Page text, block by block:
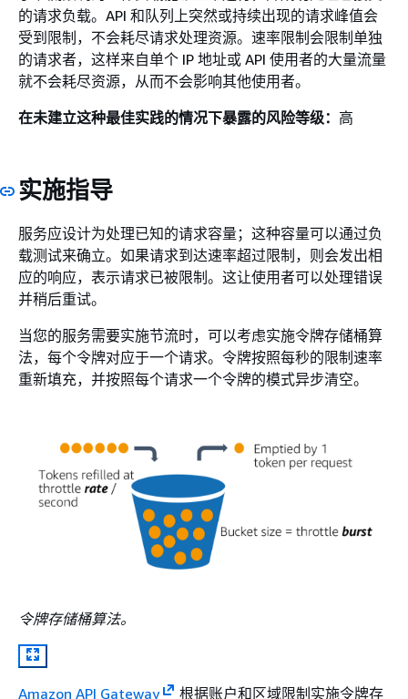
的请求负载。API 和队列上突然或持续出现的请求峰值会
受到限制，不会耗尽请求处理资源。速率限制会限制单独
的请求者，这样来自单个 IP 地址或 API 使用者的大量流量
就不会耗尽资源，从而不会影响其他使用者。
在未建立这种最佳实践的情况下暴露的风险等级： 高
实施指导
服务应设计为处理已知的请求容量；这种容量可以通过负
载测试来确立。如果请求到达速率超过限制，则会发出相
应的响应，表示请求已被限制。这让使用者可以处理错误
并稍后重试。
当您的服务需要实施节流时，可以考虑实施令牌存储桶算
法，每个令牌对应于一个请求。令牌按照每秒的限制速率
重新填充，并按照每个请求一个令牌的模式异步清空。
令牌存储桶算法。
Amazon API Gateway
根据账户和区域限制实施令牌存